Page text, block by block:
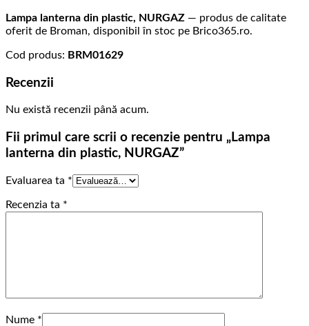
Lampa lanterna din plastic, NURGAZ — produs de calitate
oferit de Broman, disponibil în stoc pe Brico365.ro.
Cod produs: BRM01629
Recenzii
Nu există recenzii până acum.
Fii primul care scrii o recenzie pentru „Lampa
lanterna din plastic, NURGAZ”
Evaluarea ta *
Recenzia ta *
Nume *